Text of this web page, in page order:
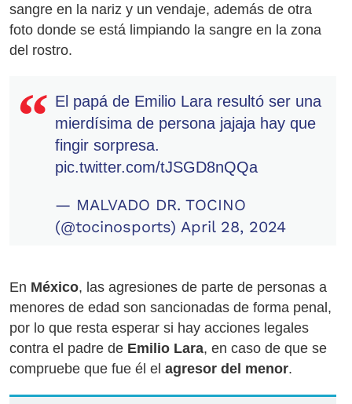
sangre en la nariz y un vendaje, además de otra
foto donde se está limpiando la sangre en la zona
del rostro.
El papá de Emilio Lara resultó ser una
mierdísima de persona jajaja hay que
fingir sorpresa.
pic.twitter.com/tJSGD8nQQa
— MALVADO DR. TOCINO
(@tocinosports) April 28, 2024
En México, las agresiones de parte de personas a
menores de edad son sancionadas de forma penal,
por lo que resta esperar si hay acciones legales
contra el padre de Emilio Lara, en caso de que se
compruebe que fue él el agresor del menor.